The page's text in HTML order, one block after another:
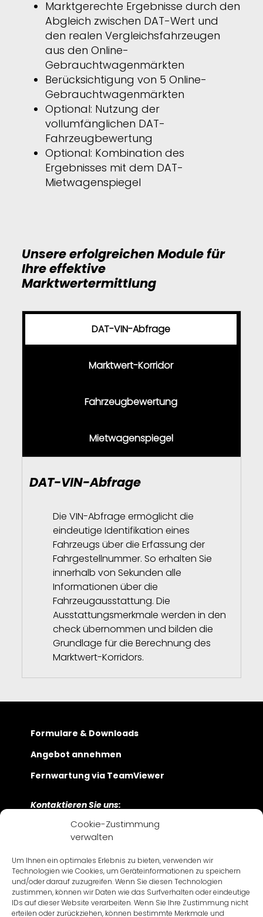
Cookie-Zustimmung
verwalten
Um Ihnen ein optimales Erlebnis zu bieten, verwenden wir
Technologien wie Cookies, um Geräteinformationen zu speichern
und/oder darauf zuzugreifen. Wenn Sie diesen Technologien
zustimmen, können wir Daten wie das Surfverhalten oder eindeutige
IDs auf dieser Website verarbeiten. Wenn Sie Ihre Zustimmung nicht
erteilen oder zurückziehen, können bestimmte Merkmale und
Marktgerechte Ergebnisse durch den
Abgleich zwischen DAT-Wert und
den realen Vergleichsfahrzeugen
aus den Online-
Gebrauchtwagenmärkten
Berücksichtigung von 5 Online-
Gebrauchtwagenmärkten
Optional: Nutzung der
vollumfänglichen DAT-
Fahrzeugbewertung
Optional: Kombination des
Ergebnisses mit dem DAT-
Mietwagenspiegel
Unsere erfolgreichen Module für
Ihre effektive
Marktwertermittlung
DAT-VIN-Abfrage
Marktwert-Korridor
Fahrzeugbewertung
Mietwagenspiegel
DAT-VIN-Abfrage
Die VIN-Abfrage ermöglicht die
eindeutige Identifikation eines
Fahrzeugs über die Erfassung der
Fahrgestellnummer. So erhalten Sie
innerhalb von Sekunden alle
Informationen über die
Fahrzeugausstattung. Die
Ausstattungsmerkmale werden in den
check übernommen und bilden die
Grundlage für die Berechnung des
Marktwert-Korridors.
Formulare & Downloads
Angebot annehmen
Fernwartung via TeamViewer
Kontaktieren Sie uns:
Bayerwaldstraße 9
D-81737 München
+49 89 630 209 – 0
Námestie 1. mája 17
SK-811 06 Bratislava
+421 2 57 282 -500